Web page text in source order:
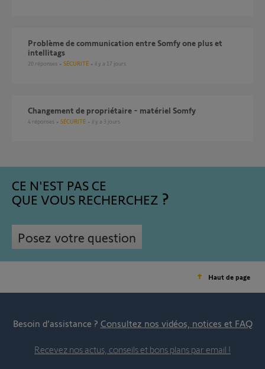
Problème de communication entre Somfy one plus et
intellitags
20 réponses SÉCURITÉ il y a 17 jours
Changement de propriétaire - matériel Somfy
4 réponses SÉCURITÉ il y a 3 jours
CE N'EST PAS CE
QUE VOUS RECHERCHEZ
Posez votre question
Haut de page
Besoin d’assistance ? Consultez nos vidéos, notices et FAQ
Recevez nos actus, conseils et bons plans par email !